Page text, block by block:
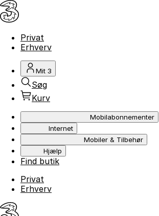
Privat
Erhverv
Mit 3
Søg
Kurv
Mobilabonnementer
Internet
Mobiler & Tilbehør
Hjælp
Find butik
Privat
Erhverv